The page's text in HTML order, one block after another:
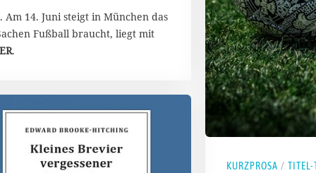
14. Juni steigt in München das
Fußball braucht, liegt mit
.
KURZPROSA / TITEL-